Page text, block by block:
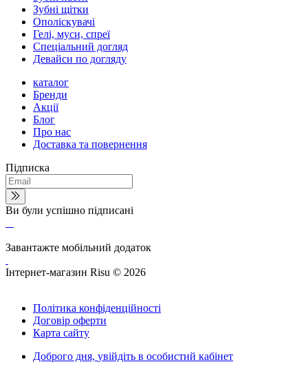
Зубні щітки
Ополіскувачі
Гелі, муси, спреї
Спеціальний догляд
Девайси по догляду
каталог
Бренди
Акції
Блог
Про нас
Доставка та повернення
Підписка
Ви були успішно підписані
Завантажте мобільний додаток
Інтернет-магазин Risu © 2026
Політика конфіденційності
Договір оферти
Карта сайту
Доброго дня, увійдіть в особистий кабінет